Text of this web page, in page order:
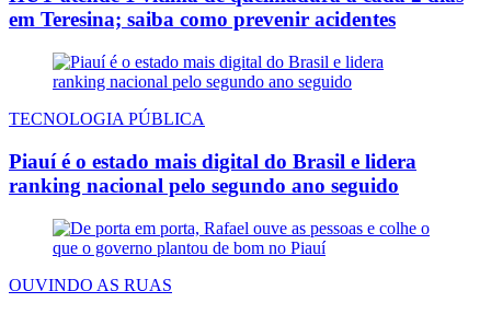
em Teresina; saiba como prevenir acidentes
TECNOLOGIA PÚBLICA
Piauí é o estado mais digital do Brasil e lidera
ranking nacional pelo segundo ano seguido
OUVINDO AS RUAS